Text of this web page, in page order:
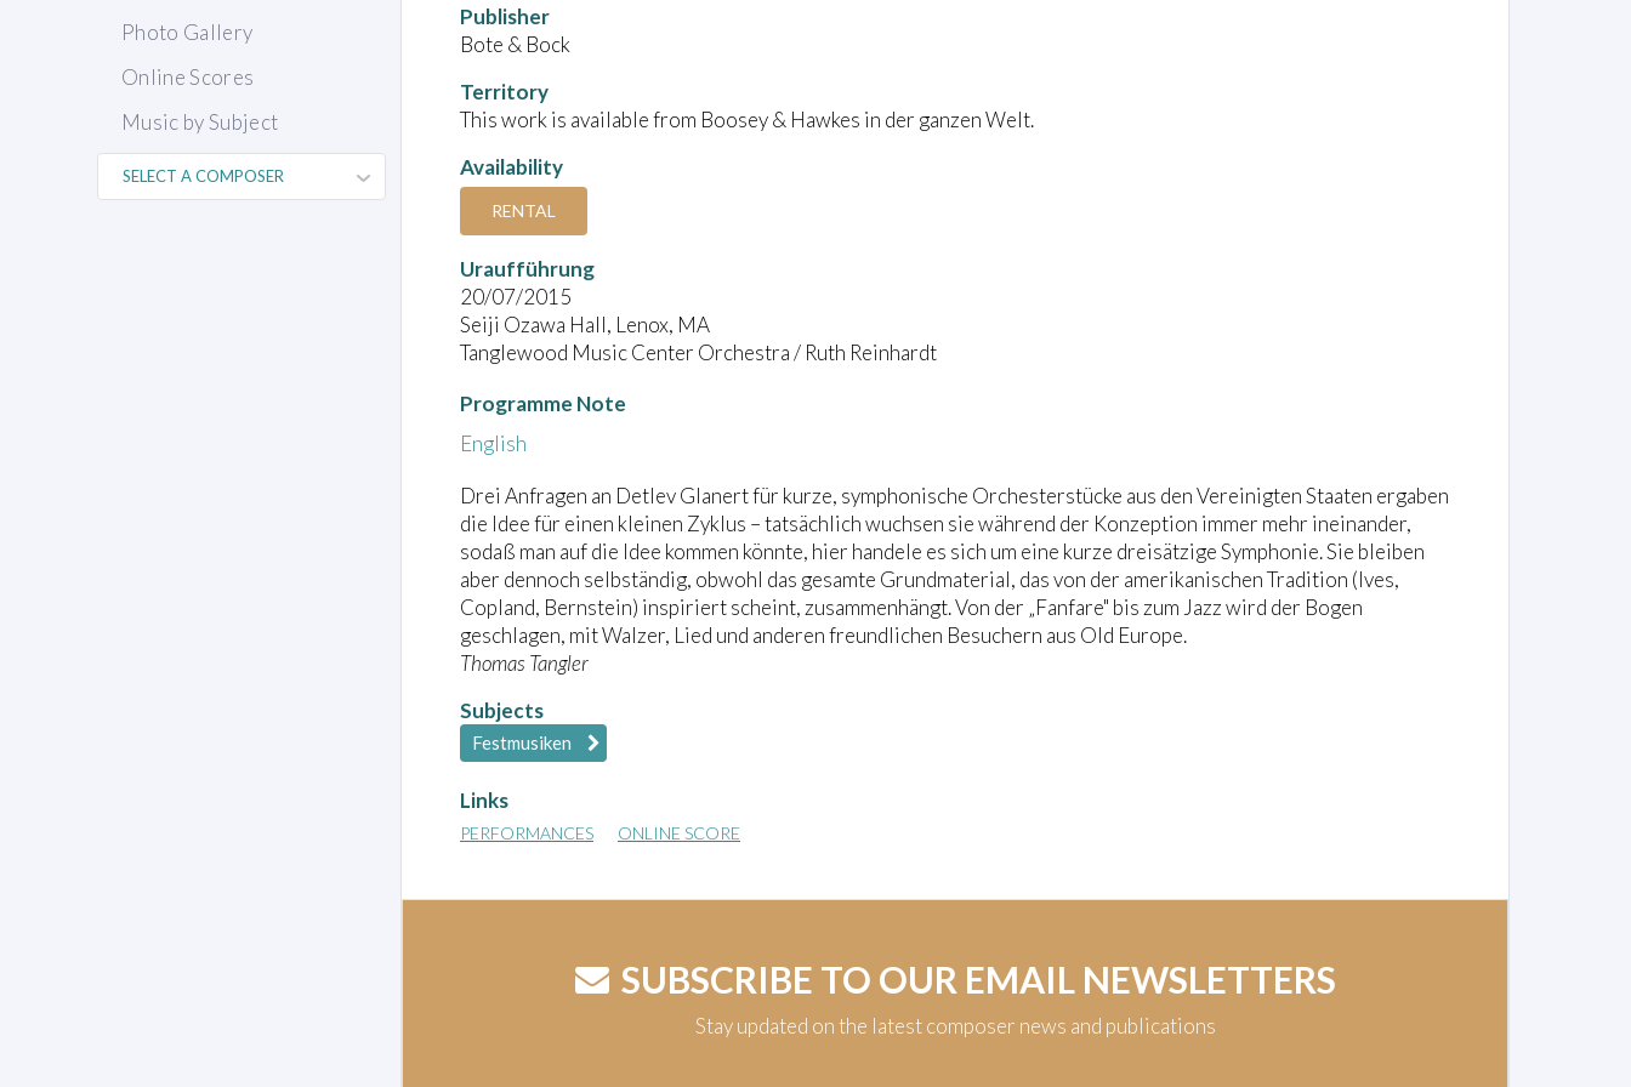
Photo Gallery
Online Scores
Music by Subject
Publisher
Bote & Bock
Territory
This work is available from Boosey & Hawkes in der ganzen Welt.
Availability
RENTAL
Uraufführung
20/07/2015
Seiji Ozawa Hall, Lenox, MA
Tanglewood Music Center Orchestra / Ruth Reinhardt
Programme Note
English
Drei Anfragen an Detlev Glanert für kurze, symphonische Orchesterstücke aus den Vereinigten Staaten ergaben
die Idee für einen kleinen Zyklus – tatsächlich wuchsen sie während der Konzeption immer mehr ineinander,
sodaß man auf die Idee kommen könnte, hier handele es sich um eine kurze dreisätzige Symphonie. Sie bleiben
aber dennoch selbständig, obwohl das gesamte Grundmaterial, das von der amerikanischen Tradition (Ives,
Copland, Bernstein) inspiriert scheint, zusammenhängt. Von der „Fanfare" bis zum Jazz wird der Bogen
geschlagen, mit Walzer, Lied und anderen freundlichen Besuchern aus Old Europe.
Thomas Tangler
Subjects
Festmusiken
Links
PERFORMANCES ONLINE SCORE
SUBSCRIBE TO OUR EMAIL NEWSLETTERS
Stay updated on the latest composer news and publications